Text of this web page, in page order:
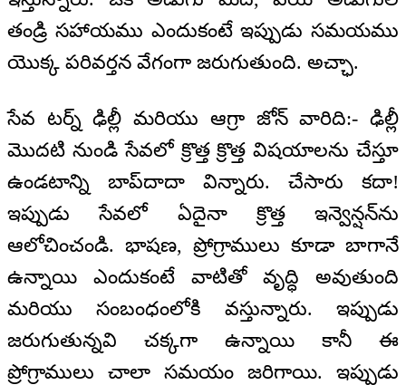
తండ్రి సహాయము ఎందుకంటే ఇప్పుడు సమయము
యొక్క పరివర్తన వేగంగా జరుగుతుంది. అచ్ఛా.
సేవ టర్న్ ఢిల్లీ మరియు ఆగ్రా జోన్‌ వారిది:- ఢిల్లీ
మొదటి నుండి సేవలో క్రొత్త క్రొత్త విషయాలను చేస్తూ
ఉండటాన్ని బాప్‌దాదా విన్నారు. చేసారు కదా!
ఇప్పుడు సేవలో ఏదైనా క్రొత్త ఇన్వెన్షన్‌ను
ఆలోచించండి. భాషణ, ప్రోగ్రాములు కూడా బాగానే
ఉన్నాయి ఎందుకంటే వాటితో వృద్ధి అవుతుంది
మరియు సంబంధంలోకి వస్తున్నారు. ఇప్పుడు
జరుగుతున్నవి చక్కగా ఉన్నాయి కానీ ఈ
ప్రోగ్రాములు చాలా సమయం జరిగాయి. ఇప్పుడు